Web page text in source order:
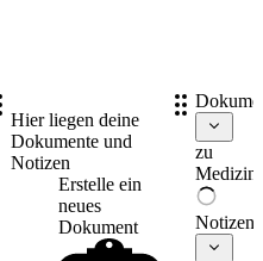
Hier liegen deine
Dokumente und
Notizen
Erstelle ein
neues
Dokument
zu
Notizen